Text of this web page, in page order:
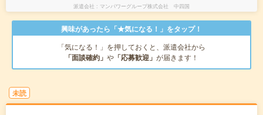
派遣会社 マンパワーグループ株式会社 中四国
興味があったら「★気になる！」をタップ！
「気になる！」を押しておくと、派遣会社から
「面談確約」 や 「応募歓迎」 が届きます！
未読